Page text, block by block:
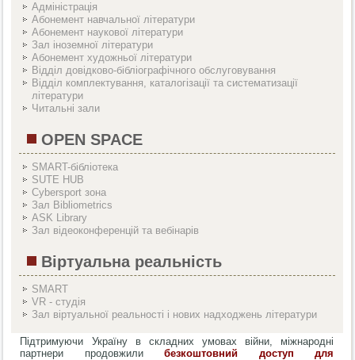
Адміністрація
Абонемент навчальної літератури
Абонемент наукової літератури
Зал іноземної літератури
Абонемент художньої літератури
Відділ довідково-бібліографічного обслуговування
Вiддiл комплектування, каталогізації та систематизації
літератури
Читальні зали
OPEN SPACE
SMART-бібліотека
SUTE HUB
Cybersport зона
Зал Bibliometrics
ASK Library
Зал відеоконференцій та вебінарів
Віртуальна реальність
SMART
VR - студія
Зал віртуальної реальності і нових надходжень літератури
Підтримуючи Україну в складних умовах війни, міжнародні
партнери продовжилибезкоштовний доступ для